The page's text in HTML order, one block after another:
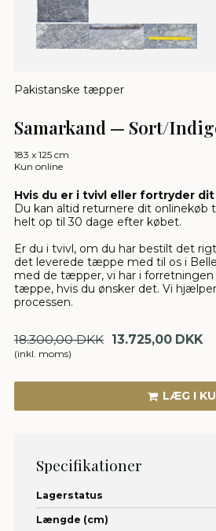
Pakistanske tæpper
Samarkand — Sort/
183 x 125 cm
Kun online
Hvis du er i tvivl eller fortryder
Du kan altid returnere dit onlinekøb
helt op til 30 dage efter købet.
Er du i tvivl, om du har bestilt det
det leverede tæppe med til os i
med de tæpper, vi har i
tæppe, hvis du ønsker det. Vi
processen.
13.725,00 DKK
18.300,00 DKK
(inkl. moms)
LÆG I
Specifikationer
Lagerstatus
Længde (cm)